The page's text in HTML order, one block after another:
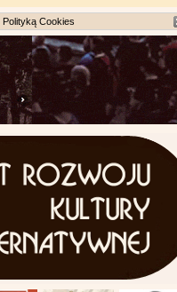
Polityką Cookies